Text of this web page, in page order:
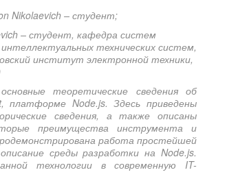
Nikolaevich – студент;
– студент, кафедра систем
технических систем,
институт электронной техники,
теоретические сведения об
платформе Node.js. Здесь приведены
сведения, а также описаны
преимущества инструмента и
работа простейшей
среды разработки на Node.js.
технологии в современную IT-